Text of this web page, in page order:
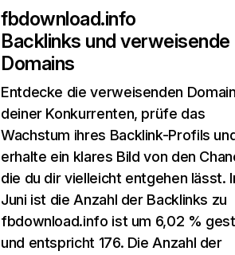
fbdownload.info
Backlinks und verweisende
Domains
Entdecke die verweisenden
deiner Konkurrenten, prüfe das
Wachstum ihres Backlink-Profils
erhalte ein klares Bild von den
die du dir vielleicht entgehen lässt.
Juni ist die Anzahl der Backlinks zu
fbdownload.info ist um 6,02 %
und entspricht 176. Die Anzahl der